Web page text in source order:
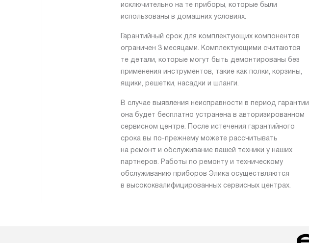
исключительно на те приборы, которые были
использованы в домашних условиях.
Гарантийный срок для комплектующих компонентов
ограничен 3 месяцами. Комплектующими считаются
те детали, которые могут быть демонтированы без
применения инструментов, такие как полки, корзины,
ящики, решетки, насадки и шланги.
В случае выявления неисправности в период гарантии,
она будет бесплатно устранена в авторизированном
сервисном центре. После истечения гарантийного
срока вы по-прежнему можете рассчитывать
на ремонт и обслуживание вашей техники у наших
партнеров. Работы по ремонту и техническому
обслуживанию приборов Элика осуществляются
в высококвалифицированных сервисных центрах.